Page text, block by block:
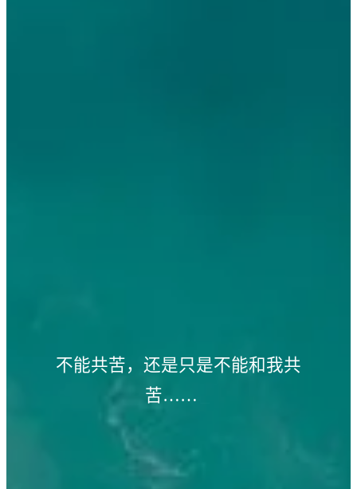
不能共苦，还是只是不能和我共
苦……